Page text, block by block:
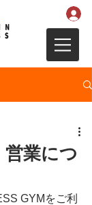
営業につ
GYMをご利